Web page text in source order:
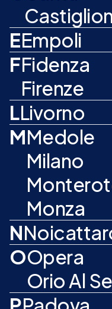
EEmpoli
FFidenza
Firenze
LLivorno
MMedole
Milano
Monza
N
OOpera
Orio Al